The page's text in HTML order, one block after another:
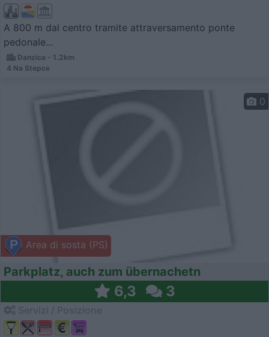
A 800 m dal centro tramite attraversamento ponte
pedonale...
Danzica - 1.2km
4 Na Stepce
Area di sosta (PS)
0
Parkplatz, auch zum übernachetn
6,3 3